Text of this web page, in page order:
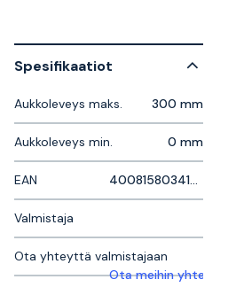
Spesifikaatiot
Aukkoleveys maks. 300 mm
Aukkoleveys min. 0 mm
EAN 4008158034126
Valmistaja
Ota yhteyttä valmistajaan
Ota meihin yhteyttä